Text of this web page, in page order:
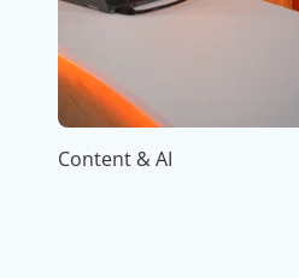
Content & AI